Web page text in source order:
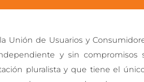
Unión de Usuarios y
y sin compromisos
pluralista y que tiene el